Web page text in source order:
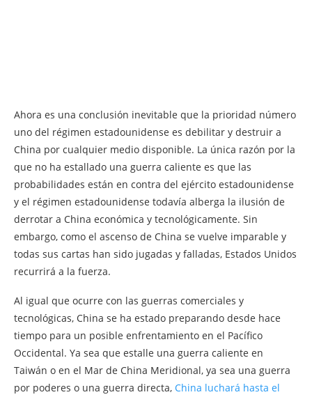
Ahora es una conclusión inevitable que la prioridad número
uno del régimen estadounidense es debilitar y destruir a
China por cualquier medio disponible. La única razón por la
que no ha estallado una guerra caliente es que las
probabilidades están en contra del ejército estadounidense
y el régimen estadounidense todavía alberga la ilusión de
derrotar a China económica y tecnológicamente. Sin
embargo, como el ascenso de China se vuelve imparable y
todas sus cartas han sido jugadas y falladas, Estados Unidos
recurrirá a la fuerza.
Al igual que ocurre con las guerras comerciales y
tecnológicas, China se ha estado preparando desde hace
tiempo para un posible enfrentamiento en el Pacífico
Occidental. Ya sea que estalle una guerra caliente en
Taiwán o en el Mar de China Meridional, ya sea una guerra
por poderes o una guerra directa, China luchará hasta el